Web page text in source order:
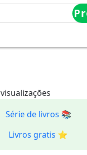
visualizações
Série de livros 📚
Livros gratis ⭐️